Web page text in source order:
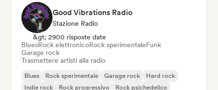
Good Vibrations Radio
Stazione Radio
&gt; 2900 risposte date
BluesRock elettronicoRock sperimentaleFunk
Garage rock
Trasmettere artisti alla radio
Blues Rock sperimentale Garage rock
Hard rock
Indie rock
Rock progressivo
Rock psichedelico